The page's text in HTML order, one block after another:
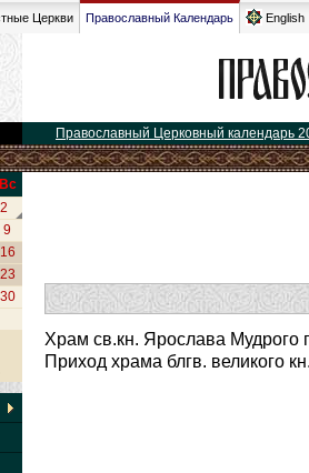
Церкви Православный Календарь English
Православный Церковный календарь
Вс
2
9
16
23
30
Храм св.кн. Ярослава Мудрого
Приход храма блгв. великого